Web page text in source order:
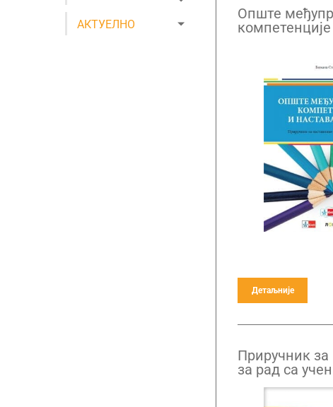
АКТУЕЛНО
Опште
Детаљније
Приручник за
за рад са
сметњама у
петог до